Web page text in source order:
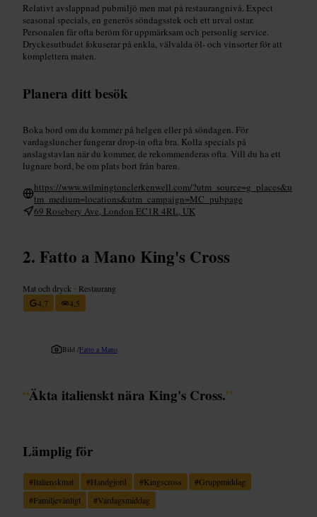
Relativt avslappnad pubmiljö men mat på restaurangnivå. Expect
seasonal specials, en generös söndagsstek och ett urval ostar.
Personalen får ofta beröm för uppmärksam och personlig service.
Dryckesutbudet fokuserar på enkla, välvalda öl- och vinsorter för att
komplettera maten.
Planera ditt besök
Boka bord om du kommer på helgen eller på söndagen. För
vardagsluncher fungerar drop-in ofta bra. Kolla specials på
anslagstavlan när du kommer, de rekommenderas ofta. Vill du ha ett
lugnare bord, be om plats bort från baren.
https://www.wilmingtonclerkenwell.com/?utm_source=g_places&u
tm_medium=locations&utm_campaign=MC_pubpage
69 Rosebery Ave, London EC1R 4RL, UK
Fatto a Mano King's Cross
Mat och dryck • Restaurang
4,7
4,5
Bild /Fatto a Mano
“Äkta italienskt nära King's Cross.”
Lämplig för
#Italienskmat #Handgjord #Kingscross #Gruppmiddag
#Familjevänligt #Vardagsmiddag